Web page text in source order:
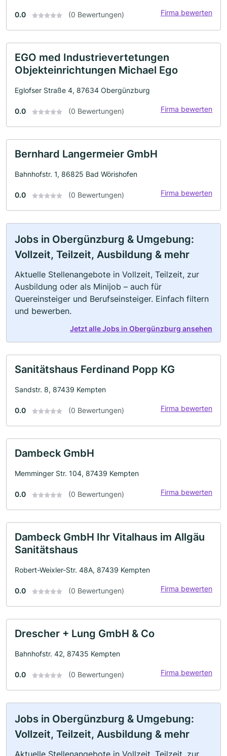
0.0 (0 Bewertungen) Firma bewerten
EGO med Industrievertetungen
Objekteinrichtungen Michael Ego
Eglofser Straße 4, 87634 Obergünzburg
0.0 (0 Bewertungen) Firma bewerten
Bernhard Langermeier GmbH
Bahnhofstr. 1, 86825 Bad Wörishofen
0.0 (0 Bewertungen) Firma bewerten
Jobs in Obergünzburg & Umgebung:
Vollzeit, Teilzeit, Ausbildung & mehr
Aktuelle Stellenangebote in Vollzeit, Teilzeit, zur
Ausbildung oder als Minijob – auch für
Quereinsteiger und Berufseinsteiger. Einfach filtern
und bewerben.
Jetzt alle Jobs in Obergünzburg ansehen
Sanitätshaus Ferdinand Popp KG
Sandstr. 8, 87439 Kempten
0.0 (0 Bewertungen) Firma bewerten
Dambeck GmbH
Memminger Str. 104, 87439 Kempten
0.0 (0 Bewertungen) Firma bewerten
Dambeck GmbH Ihr Vitalhaus im Allgäu
Sanitätshaus
Robert-Weixler-Str. 48A, 87439 Kempten
0.0 (0 Bewertungen) Firma bewerten
Drescher + Lung GmbH & Co
Bahnhofstr. 42, 87435 Kempten
0.0 (0 Bewertungen) Firma bewerten
Jobs in Obergünzburg & Umgebung:
Vollzeit, Teilzeit, Ausbildung & mehr
Aktuelle Stellenangebote in Vollzeit, Teilzeit, zur